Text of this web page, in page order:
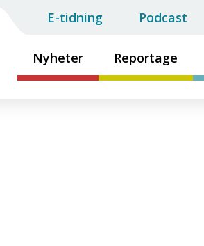
Nyheter Reportage
E-tidning Podcast